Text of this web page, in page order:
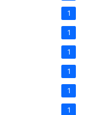
1
1
1
1
1
1